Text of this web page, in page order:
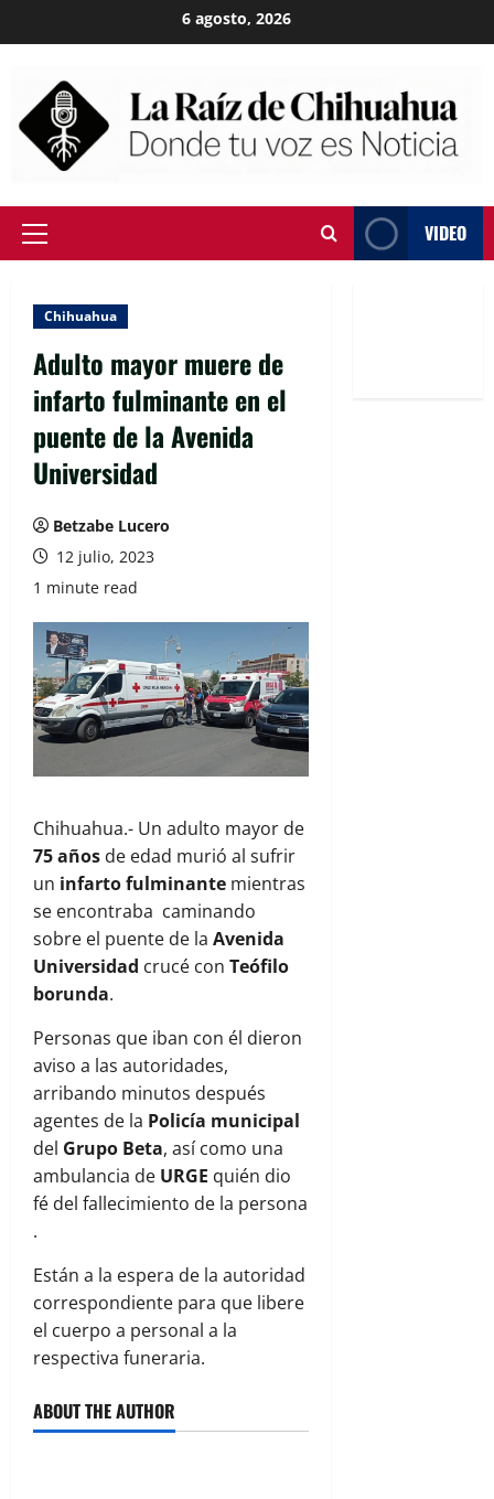
to
6 agosto, 2026
Primary
VIDEO
Chihuahua
Adulto mayor muere de
infarto fulminante en el
puente de la Avenida
Universidad
Betzabe Lucero
12 julio, 2023
1 minute read
Chihuahua.- Un adulto mayor de
75 años de edad murió al sufrir
un infarto fulminante mientras
se encontraba caminando
sobre el puente de la Avenida
Universidad crucé con Teófilo
borunda.
Personas que iban con él dieron
aviso a las autoridades,
arribando minutos después
agentes de la Policía municipal
del Grupo Beta, así como una
ambulancia de URGE quién dio
fé del fallecimiento de la persona
.
Están a la espera de la autoridad
correspondiente para que libere
el cuerpo a personal a la
respectiva funeraria.
ABOUT THE AUTHOR